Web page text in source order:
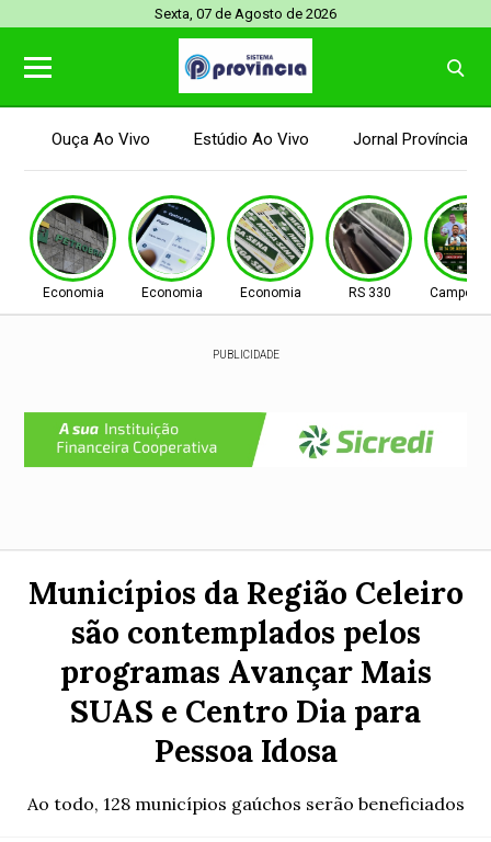
Sexta, 07 de Agosto de 2026
Ouça Ao Vivo Estúdio Ao Vivo Jornal Província
Economia Economia Economia RS 330 Campo
PUBLICIDADE
Municípios da Região Celeiro
são contemplados pelos
programas Avançar Mais
SUAS e Centro Dia para
Pessoa Idosa
Ao todo, 128 municípios gaúchos serão beneficiados